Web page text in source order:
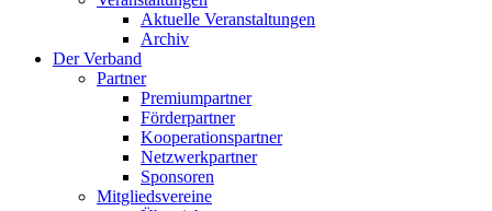
Aktuelle Veranstaltungen
Archiv
Der Verband
Partner
Premiumpartner
Förderpartner
Kooperationspartner
Netzwerkpartner
Sponsoren
Mitgliedsvereine